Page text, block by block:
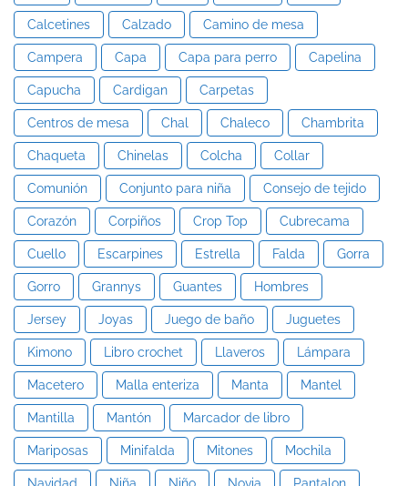
Calcetines Calzado Camino de mesa
Campera Capa Capa para perro Capelina
Capucha Cardigan Carpetas
Centros de mesa Chal Chaleco Chambrita
Chaqueta Chinelas Colcha Collar
Comunión Conjunto para niña Consejo de tejido
Corazón Corpiños Crop Top Cubrecama
Cuello Escarpines Estrella Falda Gorra
Gorro Grannys Guantes Hombres
Jersey Joyas Juego de baño Juguetes
Kimono Libro crochet Llaveros Lámpara
Macetero Malla enteriza Manta Mantel
Mantilla Mantón Marcador de libro
Mariposas Minifalda Mitones Mochila
Navidad Niña Niño Novia Pantalon